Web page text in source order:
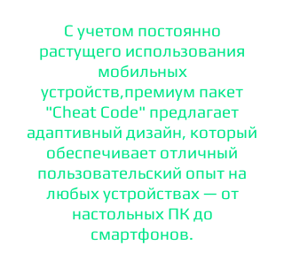
С учетом постоянно
растущего использования
мобильных
устройств,премиум пакет
"Cheat Code" предлагает
адаптивный дизайн, который
обеспечивает отличный
пользовательский опыт на
любых устройствах — от
настольных ПК до
смартфонов.